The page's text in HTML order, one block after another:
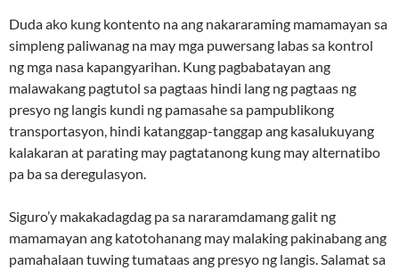
Duda ako kung kontento na ang nakararaming mamamayan sa
simpleng paliwanag na may mga puwersang labas sa kontrol
ng mga nasa kapangyarihan. Kung pagbabatayan ang
malawakang pagtutol sa pagtaas hindi lang ng pagtaas ng
presyo ng langis kundi ng pamasahe sa pampublikong
transportasyon, hindi katanggap-tanggap ang kasalukuyang
kalakaran at parating may pagtatanong kung may alternatibo
pa ba sa deregulasyon.
Siguro’y makakadagdag pa sa nararamdamang galit ng
mamamayan ang katotohanang may malaking pakinabang ang
pamahalaan tuwing tumataas ang presyo ng langis. Salamat sa